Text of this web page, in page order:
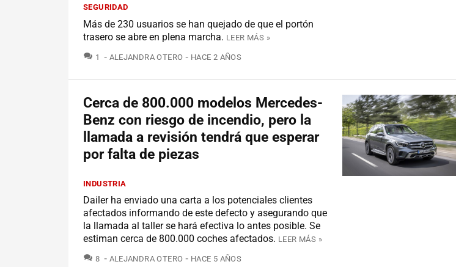
SEGURIDAD
Más de 230 usuarios se han quejado de que el portón
trasero se abre en plena marcha. LEER MÁS »
1 COMENTARIOS
ALEJANDRA OTERO HACE 2 AÑOS
Cerca de 800.000 modelos Mercedes-
Benz con riesgo de incendio, pero la
llamada a revisión tendrá que esperar
por falta de piezas
INDUSTRIA
Dailer ha enviado una carta a los potenciales clientes
afectados informando de este defecto y asegurando que
la llamada al taller se hará efectiva lo antes posible. Se
estiman cerca de 800.000 coches afectados. LEER MÁS »
8 COMENTARIOS
ALEJANDRA OTERO HACE 5 AÑOS